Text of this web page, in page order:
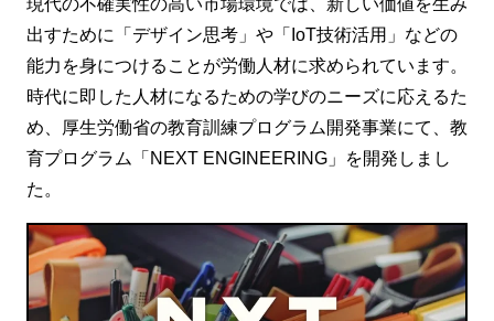
出すために「デザイン思考」や「IoT技術活用」などの
能力を身につけることが労働人材に求められています。
時代に即した人材になるための学びのニーズに応えるた
め、厚生労働省の教育訓練プログラム開発事業にて、教
育プログラム「NEXT ENGINEERING」を開発しまし
た。